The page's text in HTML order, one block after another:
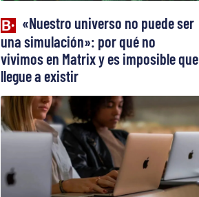
«Nuestro universo no puede ser
una simulación»: por qué no
vivimos en Matrix y es imposible que
llegue a existir